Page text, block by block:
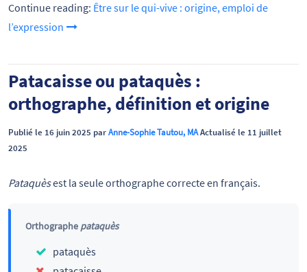
Continue reading: Être sur le qui-vive : origine, emploi de
l’expression
Patacaisse ou pataquès :
orthographe, définition et origine
Publié le 16 juin 2025 parAnne-Sophie Tautou, MAActualisé le 11 juillet
2025
Pataquèsest la seule orthographe correcte en français.
Orthographe pataquès
pataquès